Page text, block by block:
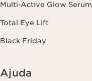
Multi-Active Glow Serum
Total Eye Lift
Black Friday
Ajuda